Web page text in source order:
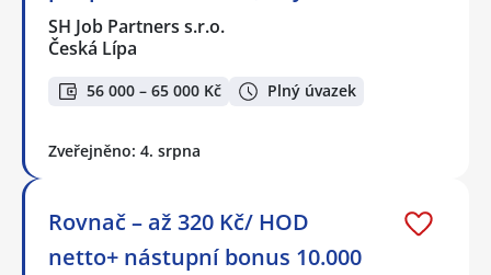
SH Job Partners s.r.o.
Česká Lípa
56 000 – 65 000 Kč Plný úvazek
Zveřejněno: 4. srpna
Rovnač – až 320 Kč/ HOD
netto+ nástupní bonus 10.000